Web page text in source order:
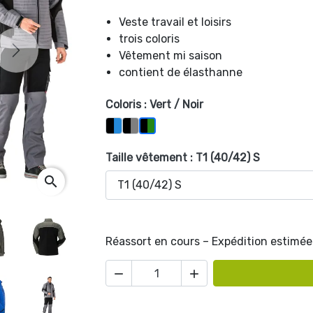
Next
search
Veste travail et loisirs
trois coloris
Vêtement mi saison
contient de élasthanne
Coloris : Vert / Noir
Bleu / Noir
Gris / Noir1
Vert / Noir
Taille vêtement : T1 (40/42) S
Réassort en cours – Expédition
 